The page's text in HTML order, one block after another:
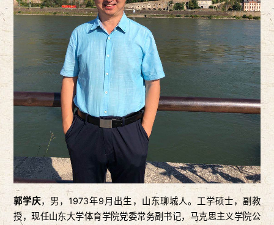
郭学庆，男，1973年9月出生，山东聊城人。工学硕士，副教
授，现任山东大学体育学院党委常务副书记，马克思主义学院公